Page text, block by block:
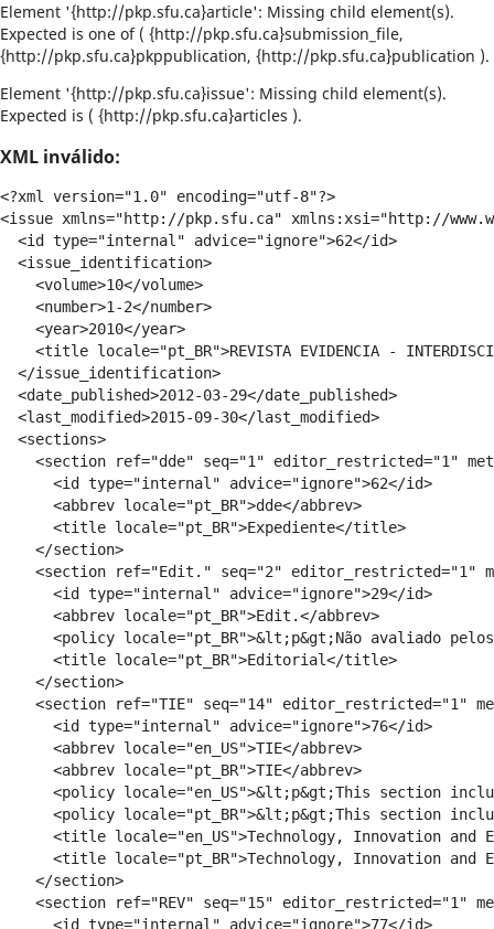
Element '{http://pkp.sfu.ca}article': Missing child element(s).
Expected is one of ( {http://pkp.sfu.ca}submission_file,
{http://pkp.sfu.ca}pkppublication, {http://pkp.sfu.ca}publication ).
Element '{http://pkp.sfu.ca}issue': Missing child element(s).
Expected is ( {http://pkp.sfu.ca}articles ).
XML inválido:
<?xml version="1.0" encoding="utf-8"?>
<issue xmlns="http://pkp.sfu.ca" xmlns:xsi="http://www.w3.org/2001/XMLSchema-instance" published="1" current="0" access_status="1" url_path="" xsi:schemaLocation="http://pkp.sfu.ca native.xsd">
  <id type="internal" advice="ignore">62</id>
  <issue_identification>
    <volume>10</volume>
    <number>1-2</number>
    <year>2010</year>
    <title locale="pt_BR">REVISTA EVIDENCIA - INTERDISCIPLINAR</title>
  </issue_identification>
  <date_published>2012-03-29</date_published>
  <last_modified>2015-09-30</last_modified>
  <sections>
    <section ref="dde" seq="1" editor_restricted="1" meta_indexed="1" meta_reviewed="0" abstracts_not_required="1" hide_title="1" hide_author="1" abstract_word_count="0">
      <id type="internal" advice="ignore">62</id>
      <abbrev locale="pt_BR">dde</abbrev>
      <title locale="pt_BR">Expediente</title>
    </section>
    <section ref="Edit." seq="2" editor_restricted="1" meta_indexed="1" meta_reviewed="0" abstracts_not_required="1" hide_title="0" hide_author="0" abstract_word_count="0">
      <id type="internal" advice="ignore">29</id>
      <abbrev locale="pt_BR">Edit.</abbrev>
      <policy locale="pt_BR">&lt;p&gt;Não avaliado pelos pares.&lt;/p&gt;</policy>
      <title locale="pt_BR">Editorial</title>
    </section>
    <section ref="TIE" seq="14" editor_restricted="1" meta_indexed="1" meta_reviewed="1" abstracts_not_required="0" hide_title="0" hide_author="0" abstract_word_count="2000">
      <id type="internal" advice="ignore">76</id>
      <abbrev locale="en_US">TIE</abbrev>
      <abbrev locale="pt_BR">TIE</abbrev>
      <policy locale="en_US">&lt;p&gt;This section includes Critical Reviews, Scientific Articles, Thesis Abstracts and Theses covering:&lt;br&gt;Issues related to the challenges and trends that are developing in the global economy, and environmental sustainability aimed at innovative actions for the national industry, especially those related to the sectors: Food, Pharmaceutical, Nutrition (human and animal) and bioinformatics&lt;br&gt;Solutions and recommendations in technological development and new commercial and investment opportunities for industry;&lt;br&gt;Impact of biotechnologies and agents that induce innovation in different sectors of industry and the articulation and approximation of the scientific and technological community with companies.&lt;/p&gt;</policy>
      <policy locale="pt_BR">&lt;p&gt;This section includes Critical Reviews, Scientific Articles, Summaries of Dissertations and Theses, covering:&lt;br&gt;Issues related to the challenges and trends that are developing in the global economy, and environmental sustainability focused on innovative actions for the national industry, especially those related to the sectors: Food, Pharmaceutical, Nutrition (human and animal) and bioinformatics;&lt;br&gt;Solutions and recommendations in technological development and new commercial and investment opportunities for industry;&lt;br&gt;Impact of biotechnologies and agents that induce innovation in different sectors of industry and the articulation and approximation of the scientific and technological community with companies.&lt;/p&gt;</policy>
      <title locale="en_US">Technology, Innovation and Entrepreneurship</title>
      <title locale="pt_BR">Technology, Innovation and Entrepreneurship</title>
    </section>
    <section ref="REV" seq="15" editor_restricted="1" meta_indexed="1" meta_reviewed="1" abstracts_not_required="0" hide_title="0" hide_author="0" abstract_word_count="0">
      <id type="internal" advice="ignore">77</id>
      <abbrev locale="pt_BR">REV</abbrev>
      <title locale="pt_BR">Revista 2</title>
    </section>
  </sections>
  <covers>
    <cover locale="pt_BR">
      <cover_image>cover_issue_62_pt_BR.jpg</cover_image>
      <cover_image_alt_text/>
      <embed encoding="base64">/9j/4RV3RXhpZgAATU0AKgAAAAgABwESAAMAAAABAAEAAAEaAAUAAAABAAAAYgEbAAUAAAABAAAAagEoAAMAAAABAAIAAAExAAIAAAAcAAAAcgEyAAIAAAAUAAAAjodpAAQAAAABAAAApAAAANAAFuNgAAAnEAAW42AAACcQQWRvYmUgUGhvdG9zaG9wIENTMiBXaW5kb3dzADIwMTI6MDM6MjkgMTU6MDM6MzUAAAAAA6ABAAMAAAAB//8AAKACAAQAAAABAAACWKADAAQAAAABAAADIQAAAAAAAAAGAQMAAwAAAAEABgAAARoABQAAAAEAAAEeARsABQAAAAEAAAEmASgAAwAAAAEAAgAAAgEABAAAAAEAAAEuAgIABAAAAAEAABRBAAAAAAAAAEgAAAABAAAASAAAAAH/2P/gABBKRklGAAECAABIAEgAAP/tAAxBZG9iZV9DTQAC/+4ADkFkb2JlAGSAAAAAAf/bAIQADAgICAkIDAkJDBELCgsRFQ8MDA8VGBMTFRMTGBEMDAwMDAwRDAwMDAwMDAwMDAwMDAwMDAwMDAwMDAwMDAwMDAENCwsNDg0QDg4QFA4ODhQUDg4ODhQRDAwMDAwREQwMDAwMDBEMDAwMDAwMDAwMDAwMDAwMDAwMDAwMDAwMDAwM/8AAEQgAoAB4AwEiAAIRAQMRAf/dAAQACP/EAT8AAAEFAQEBAQEBAAAAAAAAAAMAAQIEBQYHCAkKCwEAAQUBAQEBAQEAAAAAAAAAAQACAwQFBgcICQoLEAABBAEDAgQCBQcGCAUDDDMBAAIRAwQhEjEFQVFhEyJxgTIGFJGhsUIjJBVSwWIzNHKC0UMHJZJT8OHxY3M1FqKygyZEk1RkRcKjdDYX0lXiZfKzhMPTdePzRieUpIW0lcTU5PSltcXV5fVWZnaGlqa2xtbm9jdHV2d3h5ent8fX5/cRAAICAQIEBAMEBQYHBwYFNQEAAhEDITESBEFRYXEiEwUygZEUobFCI8FS0fAzJGLhcoKSQ1MVY3M08SUGFqKygwcmNcLSRJNUoxdkRVU2dGXi8rOEw9N14/NGlKSFtJXE1OT0pbXF1eX1VmZ2hpamtsbW5vYnN0dXZ3eHl6e3x//aAAwDAQACEQMRAD8A9NwP6Djf8Uz/AKkKwq+B/Qcb/imf9SFYQjsPJA2CkkkkUqSSSSUpZ3V+j0dTq9K5u5jvpQYe0xtFlNn5j9p2/wAtXvVr3bNw3HWO6T3hrSZA05PCEgCKKiL0LS6X0jF6fVVXRWKq6GllTBrG4g2Pc7862zb73KXUKLLC4ix1bTW5jS0xte/2faJ/4JrlYryGEsY57S94lpGgdH09mp+iiua17S1wlp0IQ4Rw0FU+Y3/V/rLOqzRQ7bS4vGbJIIjbWxm72N2/1fVXa9Cy32ZF+K9pdbQyr1sjXa55b7a/67KG1vs/4xaX2OvQOc5zB+YePmiBldQLwOASfgo4YjEg3oFkYcJ0Lz31mfk13UDE6ZXnWWEj1HtJDHS36ZYW7K3M/SPc72exXrOl05Ne2/HrtqMGtobEAgeoJ9v0rPcrNmZi2Vl1ZHqagbwYO0B7uP5CiM63Yw76iXDkB8fSdWOyRjHiJJBtOlk722MHErxKBUxjKwPzKwA0fyWpIeNlutvLC9hbB2taHB2h/le1JPuPDX6OybFP/9D03A/oON/xTP8AqQrCr4H9Bxv+KZ/1ITdQz8XpuFdn5j/Tx8dhfY/nQeDR9JzvosahHYeSBsGykuX6H9fsHq/U6emnCy8K3LpORhuyGAC2rWLf0T7PTY9rH+nY79BZ/pv5vfHqf+MHp/Tb+r0X4t2/oopdaJYPUF7662Gj3/u312+9FL1Si/dsdt1dBj4rlPrt14Yf1awupevmdN+0347h9mZU+4S12W7Hvbe9tW3ZS5lmyx/6T6fr4/q1Wa31l+s/Tvq1gNy87fYbHenTTUAbHujdpvdWxrWNbusf/wB/2JKcPM6H1O36zU9Vqdtx97LLLi8gsrY39LjenP5zwjdfdl9X6fbj4rLHVl9bwag7a+oA+q0W/R/nP3f0azfq91nK+tH1rz/VdfT0qmuot6ZkMYwh+1htZc1odZ/PV+p+ks/SVWJfW760YVXV7PQs6gf2K1n2m3BY30KbLHtc0Zz7LqW5W/Y3H+xv9Or9JkfpftH9Hh9oniANC9f+ks4fmA2O/wBXU+pVGTi4LMfKaN/r2Guknc7HYG/RcfpMe/8A8EXVrnOq9Wwem4WJ1+ltlrbwTxtfZSabczZY270tmxlG+nf/ADdns/wtqn9Wfrjg/WLJzMajHvxbsItLmZDQ0uY/cGP2tc5zHfo/fXZ/IT8YIBB7piKFdnoElyV/+Mbpw6y/pOBg5nUn1Wii27GY0sbYT6e3dY+v2+o17PVs9Kr9G/8AwaL9aerfYvrB9Xsb7Xl45yshzTTjtqdVaDso2ZbrnNexm/IZ9Bl3s9T0/TyPRureueoSWb1vrFvS6qnU4N/ULLnFra6NoiBu977n1t93+DZ/OWIX1Y+suF9ZemnqGGyyprLDTZXaAHNe0MeR7HPa72WsSU6ySdJJT//R9NwP6Djf8Uz/AKkKv17pFPW+j5XSrnmtmUzaLGiS1wIsrft/O2WMY7YrGB/Qcb/imf8AUhWEI7DyQNg8V9Tfqj9ZegZ5dk5uLZguBFza63OvugbMb1Mm1rbK2Yzf5mr1Laq6/wBF6f8AhUP62f4vcvrvXv2hj5NdGJfXTXnUv3bn+k8lxbsG3+Z9PZu/PrXcpIpeb+vf1Yy/rN0ijp+JbXjuqyG3OfbMbRXdTtaKx9L9Mm+vP1Xf9YMGh+PkjEzOn2evRa8Es49wfs9zfossY/a/+bXSpnNDmlp4IgpeSnyP6v8AV+q9P69b1nOyBmWZ5royH7GsLnNGys+lUWNbUypuz21/6NafVfqhdd167rXQ+qYdIvs+0WUZwk03wW+uMexttT7a3Ossx/Xq/Qep+jXUXfUzpTs1uZXS1lgf6n0nenuP5/2f6O7+36a3Ri44axpY1/piGlwBIUUfc4jdf2+CyInZunlfrTVmdX+rv2Ol3ruYyMjqTayKi8sdj3WUUh299T2WXb7KvVrp/wCFRfq70Z+F1zrP1ifk03YfVSx1Aq3Oc0NJ/nPaPf7/AKC6pc91PpGViWuy+kgllpHr4rQHNJnR4pd+je3/AM9/4NKRnC5fODuK1j/d/qqPFHX5u/8AY89i/VrrnSes5GV9XOs42P03NvGRfj5DNzo3Ot9Ha5m99f6R7N9WRi27Pp/QWr9Y+kDrPXuh9RozKaqulWG61tm4OcDZRZtZpta79B+etyvCsdVWX4+O20tBsEGA7aNGx/wu7/ramcFoa/bj0kn6DXSRz+dP0W7P3E659h+KbLzP1s+ro691fp/UsbKxiMCa7cTPrdZQQ47nWNo9nrP/AOD9nqbKf0qu/wCL/oFvQOj3YV2TVlPsyHXb6ZgB1dNbWv8AU2u9T9FuWwMB0umjHjb7ND9LT6en0VYxaTSxwLK2EmYrBAOg+lP5yIMr1pItOkkknJf/0vTcD+g43/FM/wCpCsKvgf0HG/4pn/UhHlCOw8kDYLpJpCW4IpXULHhjZJjsPin3jxQ7mstZtJjUFpHYjgoHbRTh0fWenqT8jEwi6jIDC6i20Q0nc6mvbP0mPtZsV7oN/ULcNo6iP1gSXGADtn9GLGCdluz6bVGnomFTe6ypjK/Vf6l+1vueQd7RJ/m2eoPU9i0g6tgMANHJ7KOEZ3cjsgCXU/ZskSWZgdexc7Kvxq2uaaDG9whrtSz2H+u3atHePFSRkJCwbSDeoZJJtwSkIqXSSSSUpJMTCSSn/9P0TFyA3EobPFTP+papnLaO685t+smW1zqw4gVksHwadv8ABAd9YMx0y8/eqozZK0j+LD7/AGj+L6S7PqHLgPmhP6tjN5sH3rzZ3V8p2hcUP7de7QuKBy5fAI9+XSIfR39dxG/4QfJAf9ZMNv50rz37RaTq46pb3nugZ5P3vwQc0/B763r9mTi209NBdlua5zSNSNpZ7Qz+XW5+xyHR127F6YxnVXetkEH6Q2kgu2trsZ+bb6Xvs/cXEVPursbZU9zLGGWPaS1wPk5qt4gOTn1NzX2WV5FjW3v1fYQe7OXb0DOf73Ske7K99dv6r01f1g6VVa66ilzbLDufJEbojfDR7n/y3LQ/5yYVeC3LIdfZY7a3FqINnPJ+5YL8fpedRk1YvTn4z8dpdjX1uL3OLTt9PKrJ9jn/AMtVunHJw/VDaa76rwPUquEiR9F7XN+igMhjtIa+CRklHqKPYPVO+snTvTqsrsP6Vu41O0eydRvaps+sWCTHqgHwK5W6nLyDZk5LRa/bw0bdrWjRlX/ma3vRx8d9GBi9Nrvpe1vrOuA9RwcJc9ryDv2/1/YjHNMk+oDboujkmb2+x1G9bxD/AIVv3pO63hNEm1v3rmruhWjJdVQx+13urrJlzWn3Bjz/ACFCzoWXVHq1uZOgLuCf6yPv5ddNutK93J+6NHYz/rVi1McKj6j40A4SWJ+xbPBJM9/Jd2fs0W+7kv8AZT//1Me/+ft/4x//AFTlCEa5p9e3/jH/APVOURWql6NNgASiBsqbKS4wAr2L0yywj2mCmykAq2myslWasN7+AtzF6EdC5v3rXxulVMAkSmcROwSISk83R0mx8HatTG6K5rmvEsc0hzXDQgj3Nc3+qt2vGYzgQihgCIxyO5ZI4O6Fjst27ca2ueIsfWwNc7+VY7VHxsbDxqPW9EWWuMBsaD/O9rE4aAiVvdWSWabvpA6gqaMaNnXz1pmEfqivqpNzCyr0/UYXubAjQgf9+RabLKaxUwjaNGB2sDwamLnEl7juMccCB+a0fmohubUKWCkPdaAXkkd/3SfppwABJ2/l/VTQC+LuHquHuuIkTyf9XINdWa/EuryLCXPhrNzYIJ+lt19//BuRXMLHEHQSS0TrCTNvrVvc76J5cSYkQPpfRTq2+o3/AHlELHBsiYBPgDqkgtx+qnqHquucGCwywNHpmr8zU+/1Ek30/uS34f7UX/VL/9Wq7Fc+6yBMvd/1RV7F6JfYfc3aF02L06ltbHbRLmhx+Y3K22ljRws/1HwawxE7uNidCrrguElatOFXWBAViWtCi69jRyiIxG5ZBCMd0ja2gKWgVKzqNTdNyp29YaJgo+5EbJOWIdgvaO6g7IrbyYXPW9YeZgqrZ1G13dNOU9AsOfsHp3Z1Q/OCb9oVeK5X7VYfzinbe/xKHuTW+9J6r9oVfvIlXVGMbtBa5o1aHCY/qrlBe7xRG3v8UhmmOqfek9bj51dtxLzvPMfl/wAxU8Prr+qXWVHFDaNrtlu6HtIOxjLGR7XWLHxXZNuRUzHcRcXexw7Efnf5q0bj005DqrM4My3jba6tgaxxPbbP0nfnen+kUkcs5Dfrrder/GXDJKQB2o/4y3WvrJ1HCtrpx8Zor9Jz3PLtA5nNUx/m/wDGJKl9Y8rGY3Hw8qx9Vtob+uANex8GNzmN2+oz91JHinxVxH+X9X5FcUuOr0f/1utbmVsprBPDGj7mhAt6tU3grmLs27e5s6BxHyBhAN1hiTr4LO9Xemochehu61IO08KjZ1S1/BJWa0kkyfkp7TCHD3WmRPVM7JsceVEvcTyma0wFINS0QsJJgqQaVINMogagSpg1uiI1ik1iIysucGgSXGB8ShakYYisYSrrbuh4OFVkZgORZkTAJLWNg7dst/Pb+eiWDp2RVRk9PBbXY/07GEyGuj2bJ9ztzkTA1djyX8HiPJh0/GZbcGn6bC2yoSRuLDudXLf361y3UsXqFefe97nsybHk17oAaHGdNNtvt/OZ7GLrWtI+hLY7/nSPNLNpGdsdkueTVJ9jiwO/rtHt/wAz006EuEJ0rTcOP9ibmaMe542Ct8BzgIh9mxn7rrG/QSV/qnUHdCwqKmUfpcqzYAx2jqgfYXHV35/8036f85akjwnh3P8AL9FPBpXX+Xpf/9es8E3P/ru/6op3VklG2e9x/lOP/SKkWe4N/OIkN7n4LPtosGM93yRQxSbXqEQMTCVI2t0Uw0ojWaIjWEkAak9kCVIgzUSrGNiX5Nnp0ML3RJ7ADxc5W3dF6gyn1nVjaNS